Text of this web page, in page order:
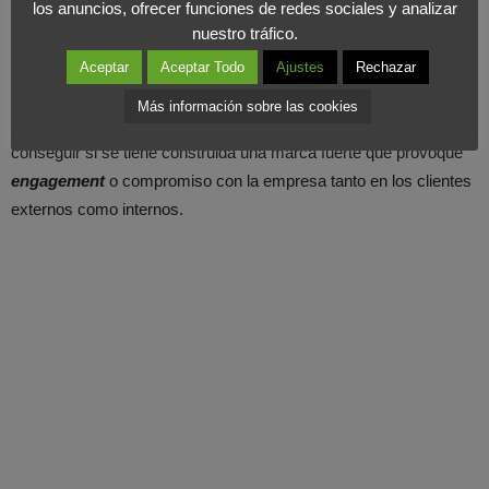
Desde Foromarketing, creemos que la marca es el activo más
valioso para cualquier compañía y que el
tendencia que, durante los últimos años, ha experimentado un
conseguir si se tiene construida una marca fuerte que provoque
engagemento compromiso con la empresa tanto en los clientes
externos como internos.
los anuncios, ofrecer funciones de redes sociales y analizar
nuestro tráfico.
Aceptar Aceptar Todo Ajustes Rechazar
Más información sobre las cookies